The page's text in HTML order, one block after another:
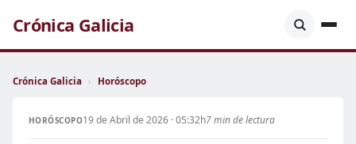
Crónica Galicia
Crónica Galicia › Horóscopo
HORÓSCOPO19 de Abril de 2026 · 05:32h7 min de lectura